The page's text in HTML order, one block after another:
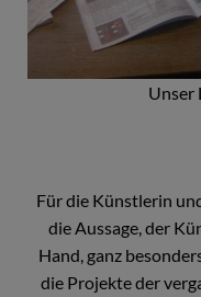
Unser
Für die Künstlerin
die Aussage, der
Hand, ganz
die Projekte der